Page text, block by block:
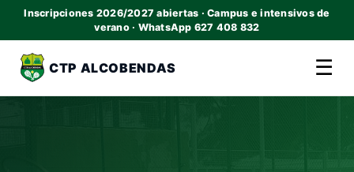
Inscripciones 2026/2027 abiertas · Campus e intensivos de
verano · WhatsApp 627 408 832
CTP ALCOBENDAS ☰